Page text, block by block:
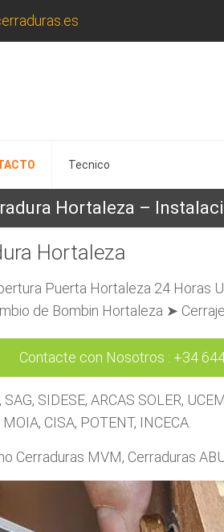
Tecnico
Hortaleza –
Hortaleza
Puerta Hortaleza 24 Horas
de Bombin Hortaleza ➤
Contacte con Nosotros : +34
SIDESE, ARCAS SOLER,
CISA, POTENT, INCECA.
MVM, Cerraduras